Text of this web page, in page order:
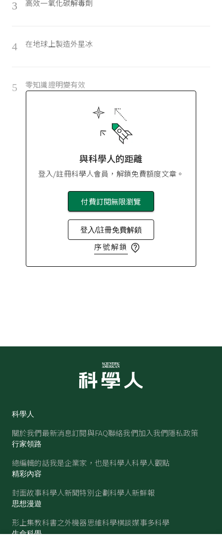
3 高效一氧化碳解毒劑
4 在地球上製造外星冰
5 零知識證明變有效
與科學人的距離
登入/註冊科學人會員，解鎖免費額度文章。
付費訂閱無限瀏覽
登入/註冊免費解鎖
序號解鎖
科學人
關於我們最新消息訂閱與FAQ聯絡我們加入我們隱私政策
行家領路
總編輯的話我是企業家，也是科學人科學人觀點
精彩內容
封面故事科學人新聞特別企劃科學人新鮮報
思想漫遊
形上集教科書之外機器思維科學棋談媒事多科學
生命科學